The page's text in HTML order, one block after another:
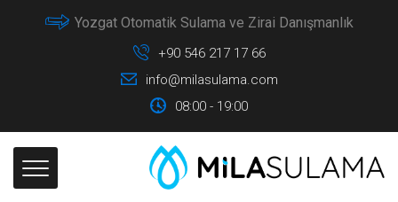
Yozgat Otomatik Sulama ve Zirai Danışmanlık
+90 546 217 17 66
info@milasulama.com
08:00 - 19:00